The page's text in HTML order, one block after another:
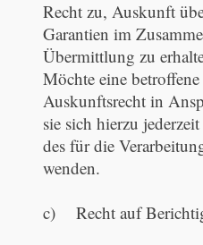
Recht zu, Auskunft
Garantien im
Übermittlung zu
Möchte eine betroffene
Auskunftsrecht in
sie sich hierzu
des für die
wenden.
c) Recht auf